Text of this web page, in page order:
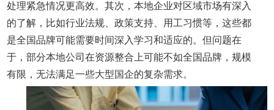
处理紧急情况更高效。其次，本地企业对区域市场有深入
的了解，比如行业法规、政策支持、用工习惯等，这些都
是全国品牌可能需要时间深入学习和适应的。但问题在
于，部分本地公司在资源整合上可能不如全国品牌，规模
有限，无法满足一些大型国企的复杂需求。